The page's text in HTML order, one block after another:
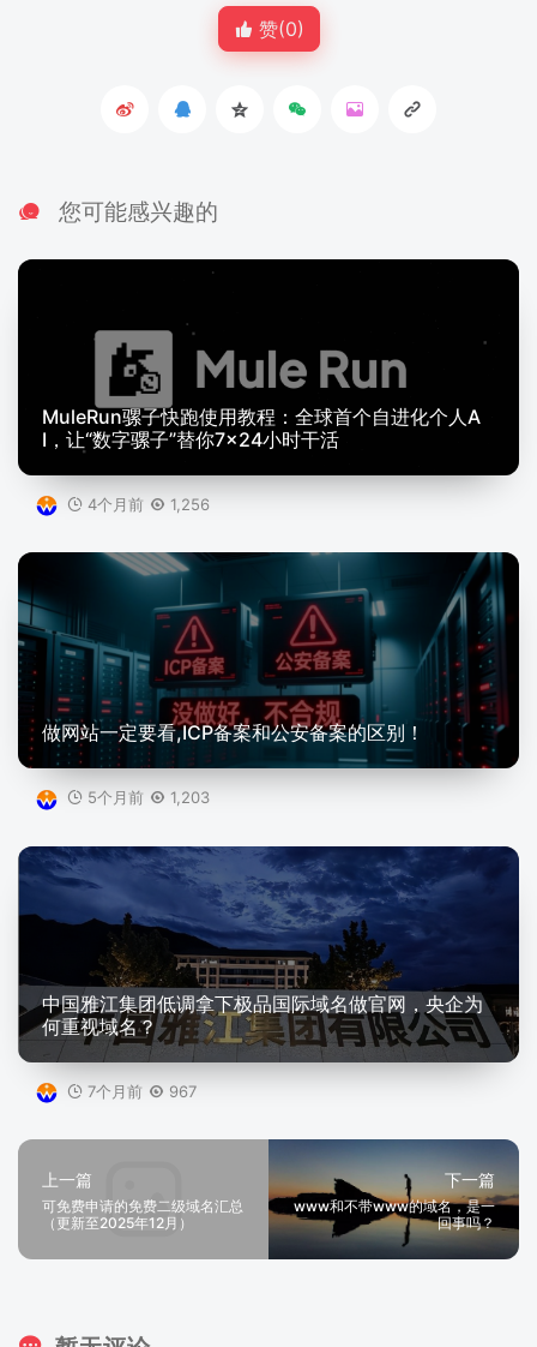
赞(0)
您可能感兴趣的
MuleRun骡子快跑使用教程：全球首个自进化个人A
I，让“数字骡子”替你7×24小时干活
4个月前 1,256
做网站一定要看,ICP备案和公安备案的区别！
5个月前 1,203
中国雅江集团低调拿下极品国际域名做官网，央企为
何重视域名？
7个月前 967
上一篇
可免费申请的免费二级域名汇总
（更新至2025年12月）
下一篇
www和不带www的域名，是一
回事吗？